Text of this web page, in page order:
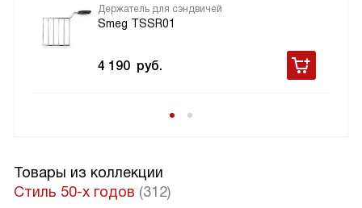
Держатель для сэндвичей
Smeg TSSR01
4 190 руб.
Товары из коллекции
Стиль 50-х годов (312)